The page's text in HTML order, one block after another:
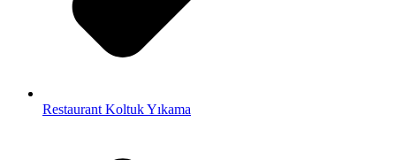
Restaurant Koltuk Yıkama